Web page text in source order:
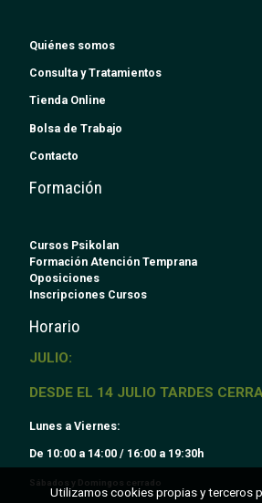
Quiénes somos
Consulta y Tratamientos
Tienda Online
Bolsa de Trabajo
Contacto
Formación
Cursos Psikolan
Formación Atención Temprana
Oposiciones
Inscripciones Cursos
Horario
JULIO:
DESDE EL 14 JULIO TARDES
Lunes a Viernes:
De 10:00 a 14:00 / 16:00 a 19:30h
Sábados y Domingos cerrado
Utilizamos cookies propias y terceros